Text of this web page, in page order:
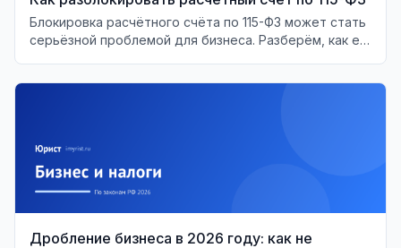
Блокировка расчётного счёта по 115-ФЗ может стать
серьёзной проблемой для бизнеса. Разберём, как её
Дробление бизнеса в 2026 году: как не